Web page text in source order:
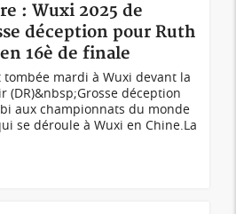
: Wuxi 2025 de
déception pour Ruth
16è de finale
tombée mardi à Wuxi devant la
(DR)&nbsp;Grosse déception
aux championnats du monde
se déroule à Wuxi en Chine.La